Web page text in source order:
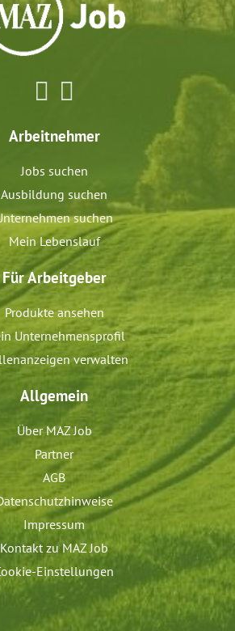
Arbeitnehmer
Jobs suchen
Ausbildung suchen
suchen
Mein Lebenslauf
Für Arbeitgeber
Produkte ansehen
Unternehmensprofil
verwalten
Allgemein
Über MAZ Job
Partner
AGB
Impressum
Kontakt zu MAZ Job
Einstellungen